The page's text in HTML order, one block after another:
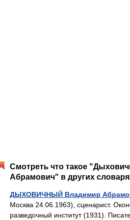
Смотреть что такое
Абрамович" в других
ДЫХОВИЧНЫЙ Владимир
Москва 24.06.1963), сценарист.
разведочный институт (1931).